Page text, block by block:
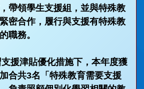
帶領學生支援組，並與特殊教
密合作，履行與支援有特殊教
職務。
援津貼優化措施下，本年度獲
合共3名「特殊教育需要支援